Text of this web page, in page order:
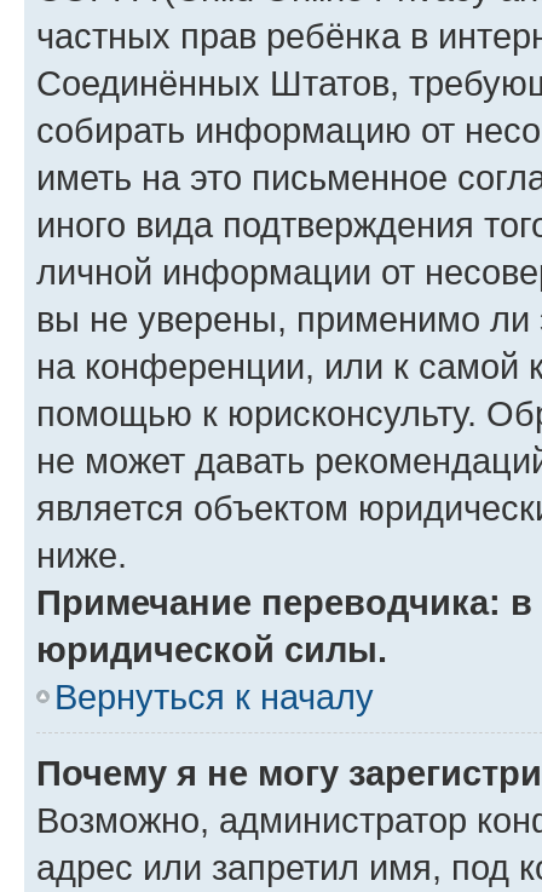
частных прав ребёнка в
Соединённых Штатов,
собирать информацию от
иметь на это письменное
иного вида подтверждения
личной информации от
вы не уверены, применимо ли
на конференции, или к самой
помощью к юрисконсульту.
не может давать
является объектом
ниже.
Примечание переводчика:
юридической силы.
Вернуться к началу
Почему я не могу
Возможно, администратор
адрес или запретил имя, под